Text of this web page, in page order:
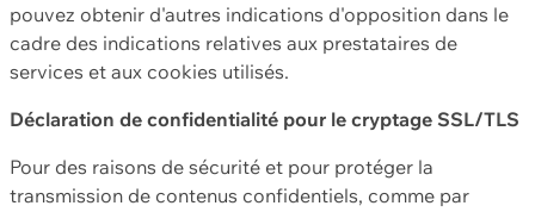
pouvez obtenir d'autres indications d'opposition dans le
cadre des indications relatives aux prestataires de
services et aux cookies utilisés.
Déclaration de confidentialité pour le cryptage SSL/TLS
Pour des raisons de sécurité et pour protéger la
transmission de contenus confidentiels, comme par